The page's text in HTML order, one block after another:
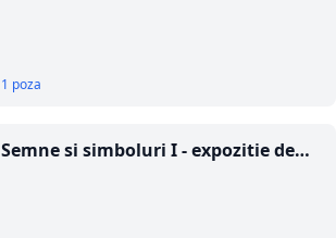
1 poza
Semne si simboluri I - expozitie de